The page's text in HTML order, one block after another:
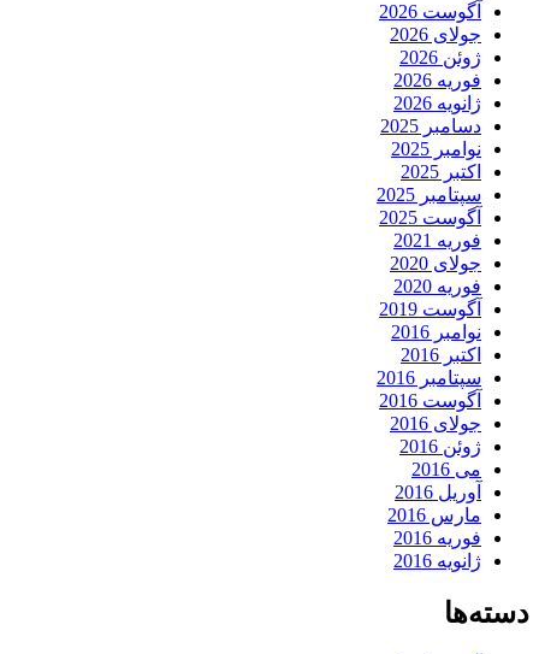
آگوست 2026
جولای 2026
ژوئن 2026
فوریه 2026
ژانویه 2026
دسامبر 2025
نوامبر 2025
اکتبر 2025
سپتامبر 2025
آگوست 2025
فوریه 2021
جولای 2020
فوریه 2020
آگوست 2019
نوامبر 2016
اکتبر 2016
سپتامبر 2016
آگوست 2016
جولای 2016
ژوئن 2016
می 2016
آوریل 2016
مارس 2016
فوریه 2016
ژانویه 2016
دسته‌ها